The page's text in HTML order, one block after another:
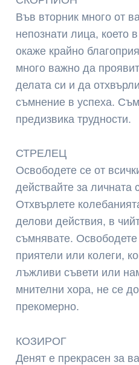
Във вторник много от
непознати лица, което
окаже крайно
много важно да
делата си и да
съмнение в успеха.
предизвика трудности.
СТРЕЛЕЦ
Освободете се от
действайте за личната
Отхвърлете
делови действия, в
съмнявате.
приятели или колеги,
лъжливи съвети или
мнителни хора, не се
прекомерно.
КОЗИРОГ
Денят е прекрасен за